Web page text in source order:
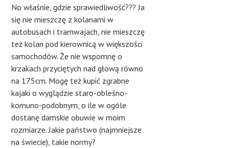
No właśnie, gdzie sprawiedliwość??? Ja
się nie mieszczę z kolanami w
autobusach i tramwajach, nie mieszczę
też kolan pod kierownicą w większości
samochodów. Że nie wspomnę o
krzakach przyciętych nad głową równo
na 175cm. Mogę też kupić zgrabne
kajaki o wyglądzie staro-obleśno-
komuno-podobnym, o ile w ogóle
dostanę damskie obuwie w moim
rozmiarze. Jakie państwo (najmniejsze
na świecie), takie normy?